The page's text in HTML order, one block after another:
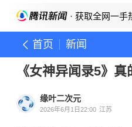
· 获取全网一手
首页 新闻
《女神异闻录5》真
缘叶二次元
2026年6月1日22:00 江苏